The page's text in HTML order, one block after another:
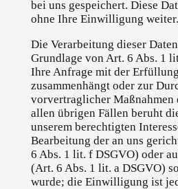
bei uns gespeichert. Diese
ohne Ihre Einwilligung weiter.
Die Verarbeitung dieser
Grundlage von Art. 6 Abs. 1
Ihre Anfrage mit der
zusammenhängt oder zur
vorvertraglicher
allen übrigen Fällen beruht
unserem berechtigten
Bearbeitung der an uns
6 Abs. 1 lit. f DSGVO) oder
(Art. 6 Abs. 1 lit. a DSGVO)
wurde; die Einwilligung ist